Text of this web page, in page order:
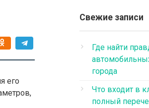
его
Свежие записи
Где найти
города
Что входит в
полный